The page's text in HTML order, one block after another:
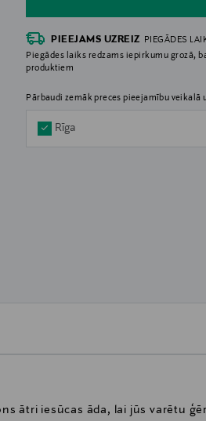
PIEEJAMS UZREIZ
PIEGĀDES
Piegādes laiks redzams iepirkumu grozā,
produktiem
Pārbaudi zemāk preces pieejamību veikalā
Rīga
ātri iesūcas āda, lai jūs varētu